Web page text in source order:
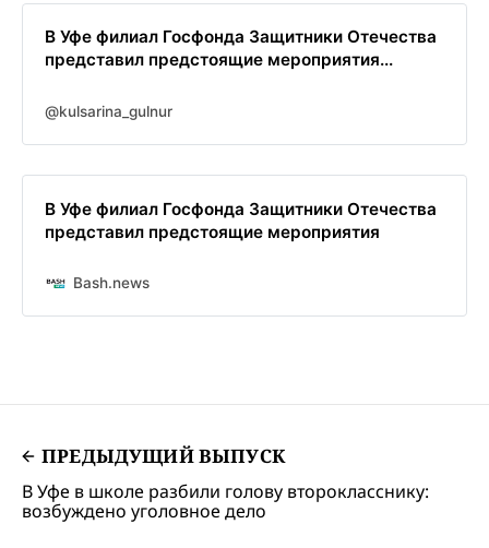
В Уфе филиал Госфонда Защитники Отечества
представил предстоящие мероприятия...
@kulsarina_gulnur
В Уфе филиал Госфонда Защитники Отечества
представил предстоящие мероприятия
Bash.news
ПРЕДЫДУЩИЙ ВЫПУСК
В Уфе в школе разбили голову второкласснику:
возбуждено уголовное дело